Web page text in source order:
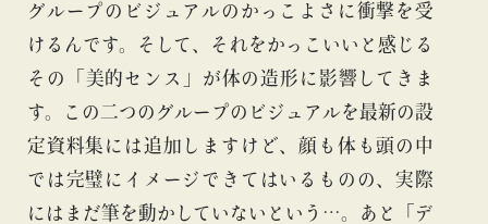
グループのビジュアルのかっこよさに衝撃を受
けるんです。そして、それをかっこいいと感じる
その「美的センス」が体の造形に影響してきま
す。この二つのグループのビジュアルを最新の設
定資料集には追加しますけど、顔も体も頭の中
では完璧にイメージできてはいるものの、実際
にはまだ筆を動かしていないという…。あと「デ